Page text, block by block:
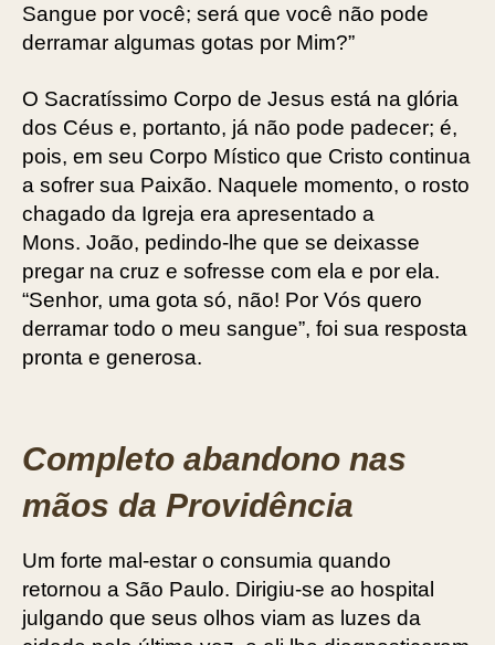
Sangue por você; será que você não pode
derramar algumas gotas por Mim?”
O Sacratíssimo Corpo de Jesus está na glória
dos Céus e, portanto, já não pode padecer; é,
pois, em seu Corpo Místico que Cristo continua
a sofrer sua Paixão. Naquele momento, o rosto
chagado da Igreja era apresentado a
Mons. João, pedindo-lhe que se deixasse
pregar na cruz e sofresse com ela e por ela.
“Senhor, uma gota só, não! Por Vós quero
derramar todo o meu sangue”, foi sua resposta
pronta e generosa.
Completo abandono nas
mãos da Providência
Um forte mal-estar o consumia quando
retornou a São Paulo. Dirigiu-se ao hospital
julgando que seus olhos viam as luzes da